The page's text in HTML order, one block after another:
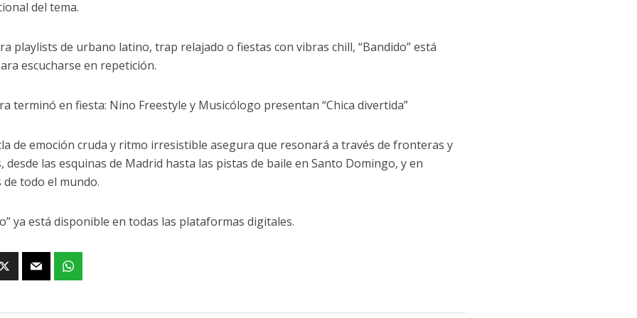
del tema.
playlists de urbano latino, trap relajado o fiestas con vibras chill, “Bandido” está
escucharse en repetición.
terminó en fiesta: Nino Freestyle y Musicólogo presentan “Chica divertida”
de emoción cruda y ritmo irresistible asegura que resonará a través de fronteras y
desde las esquinas de Madrid hasta las pistas de baile en Santo Domingo, y en
de todo el mundo.
ya está disponible en todas las plataformas digitales.